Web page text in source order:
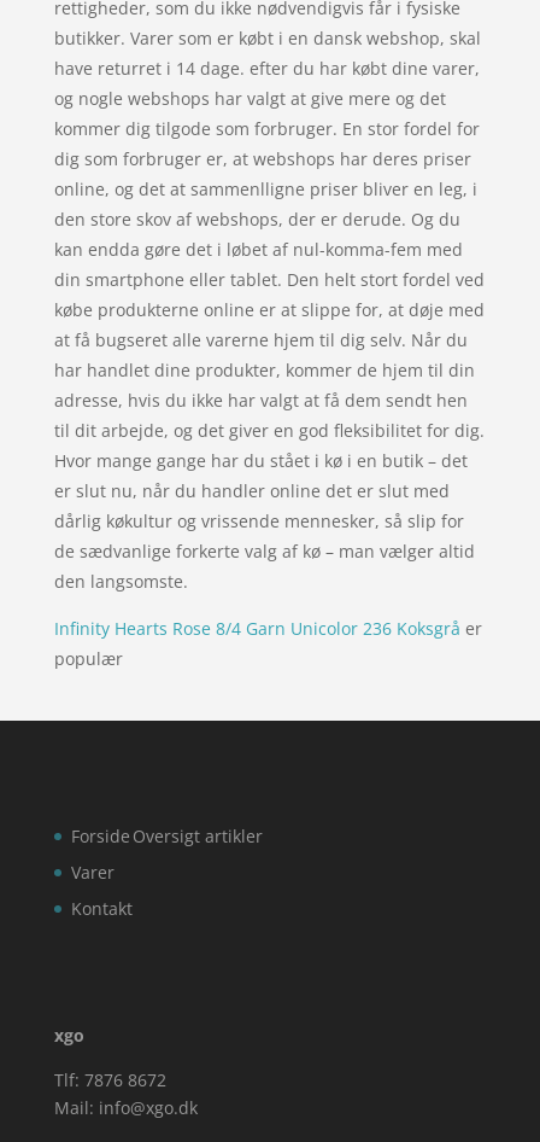
rettigheder, som du ikke nødvendigvis får i fysiske
butikker. Varer som er købt i en dansk webshop, skal
have returret i 14 dage. efter du har købt dine varer,
og nogle webshops har valgt at give mere og det
kommer dig tilgode som forbruger. En stor fordel for
dig som forbruger er, at webshops har deres priser
online, og det at sammenlligne priser bliver en leg, i
den store skov af webshops, der er derude. Og du
kan endda gøre det i løbet af nul-komma-fem med
din smartphone eller tablet. Den helt stort fordel ved
købe produkterne online er at slippe for, at døje med
at få bugseret alle varerne hjem til dig selv. Når du
har handlet dine produkter, kommer de hjem til din
adresse, hvis du ikke har valgt at få dem sendt hen
til dit arbejde, og det giver en god fleksibilitet for dig.
Hvor mange gange har du stået i kø i en butik – det
er slut nu, når du handler online det er slut med
dårlig køkultur og vrissende mennesker, så slip for
de sædvanlige forkerte valg af kø – man vælger altid
den langsomste.
Infinity Hearts Rose 8/4 Garn Unicolor 236 Koksgrå er
populær
Forside
Varer
Kontakt
Oversigt artikler
xgo
Tlf: 7876 8672
Mail: info@xgo.dk